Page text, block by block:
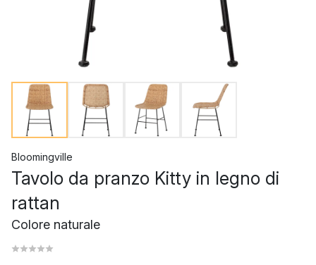
Bloomingville
Tavolo da pranzo Kitty in legno di
rattan
Colore naturale